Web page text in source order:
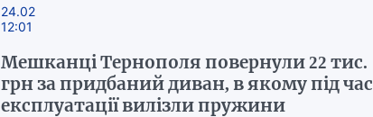
24.02
12:01
Мешканці Тернополя повернули 22 тис.
грн за придбаний диван, в якому під час
експлуатації вилізли пружини